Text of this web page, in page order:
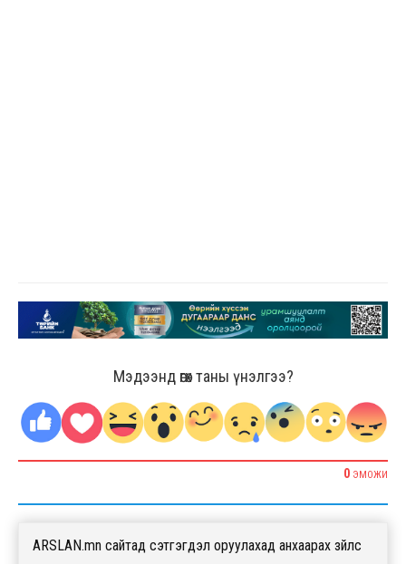
Мэдээнд өгөх таны үнэлгээ?
0 ЭМОЖИ
ARSLAN.mn сайтад сэтгэгдэл оруулахад анхаарах зүйлс